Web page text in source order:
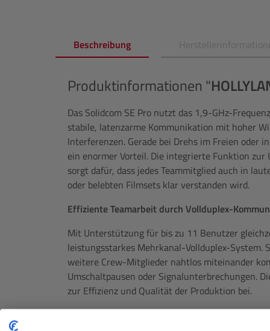
Beschreibung
Produktinformationen "
Das Solidcom SE Pro nutzt das 1,9-GHz-
stabile, latenzarme Kommunikation mit hoher
Interferenzen. Gerade bei Drehs im Freien oder
ein enormer Vorteil. Die integrierte Funktion zur
sorgt dafür, dass jedes Teammitglied auch in
oder belebten Filmsets klar verstanden wird.
Effiziente Teamarbeit durch Vollduplex-
Mit Unterstützung für bis zu 11 Benutzer
leistungsstarkes Mehrkanal-Vollduplex-System.
weitere Crew-Mitglieder nahtlos miteinander
Umschaltpausen oder Signalunterbrechungen.
zur Effizienz und Qualität der Produktion bei.